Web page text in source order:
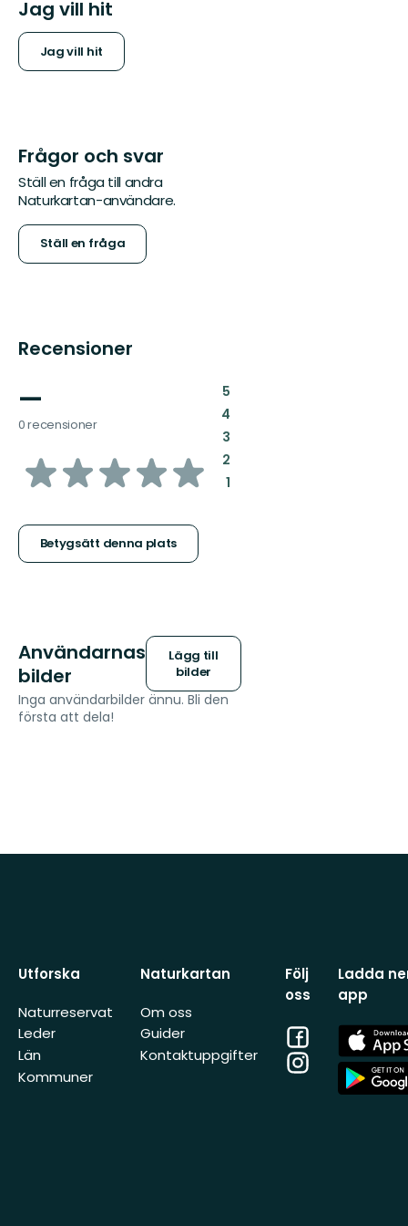
Jag vill hit
Jag vill hit
Frågor och svar
Ställ en fråga till andra
Naturkartan-användare.
Ställ en fråga
Recensioner
—
0 recensioner
av
stjärnor
Betygsätt denna plats
5:
4:
3:
2:
1:
Användarnas
bilder
Lägg till
bilder
Inga användarbilder ännu. Bli den
första att dela!
Utforska
Naturreservat
Leder
Län
Kommuner
Naturkartan
Om oss
Guider
Kontaktuppgifter
Följ
oss
Facebook
Instagram
Ladda
app
App
Store
App
Store